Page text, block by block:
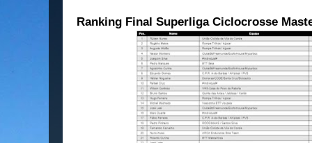
Ranking Final Superliga Ciclocrosse